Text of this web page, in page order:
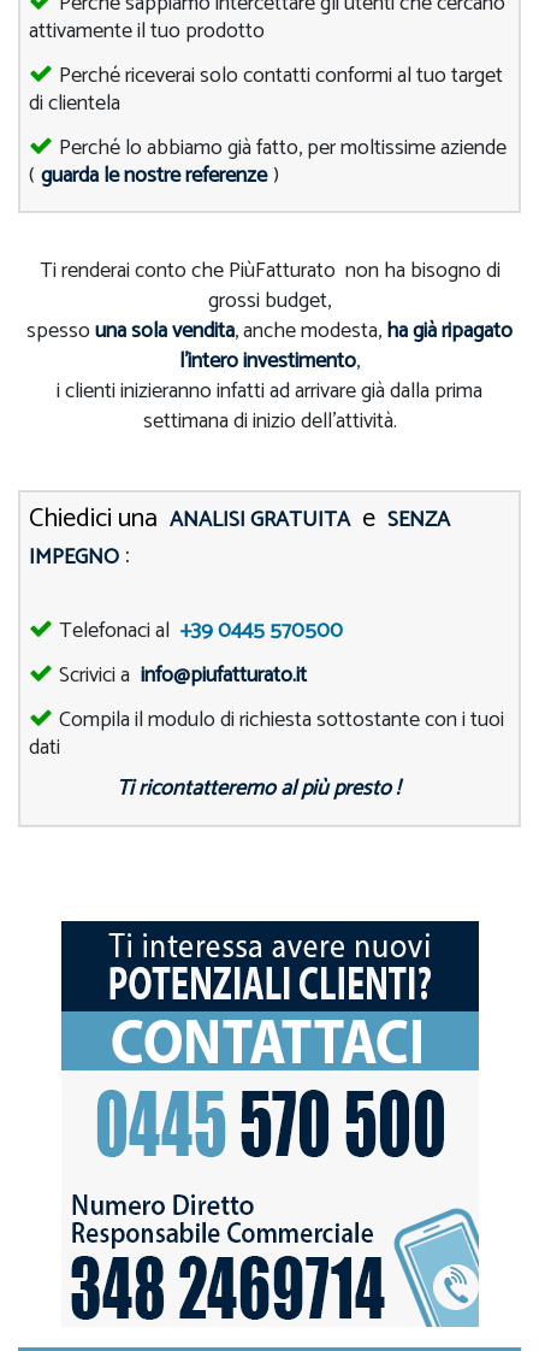
attivamente il tuo prodotto
Perché riceverai solo contatti conformi al tuo target
di clientela
Perché lo abbiamo già fatto, per moltissime aziende
( guarda le nostre referenze )
Ti renderai conto che PiùFatturato non ha bisogno di
grossi budget,
spessouna sola vendita, anche modesta,ha già ripagato
l'intero investimento,
i clienti inizieranno infatti ad arrivare già dalla prima
settimana di inizio dell'attività.
Chiedici una ANALISI GRATUITA e SENZA
IMPEGNO :
Telefonaci al +39 0445 570500
Scrivici a info@piufatturato.it
Compila il modulo di richiesta sottostante con i tuoi
dati
Ti ricontatteremo al più presto !